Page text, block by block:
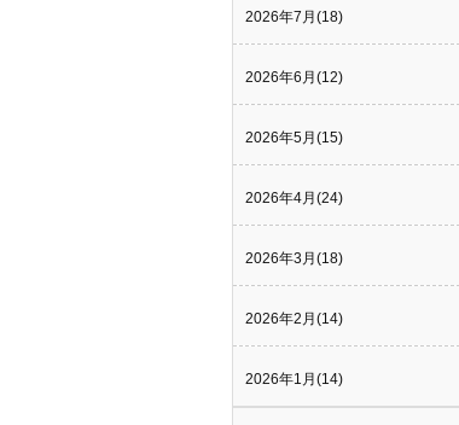
2026年7月(18)
2026年6月(12)
2026年5月(15)
2026年4月(24)
2026年3月(18)
2026年2月(14)
2026年1月(14)